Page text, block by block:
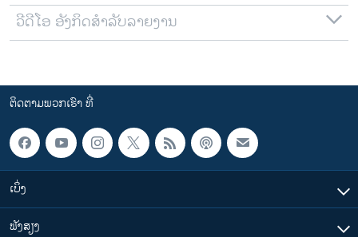
ວີດີໂອ ອັງກິດສຳລັບລາຍງານ
ຕິດຕາມພວກເຮົາ ທີ່
ເບິ່ງ
ຟັງສຽງ